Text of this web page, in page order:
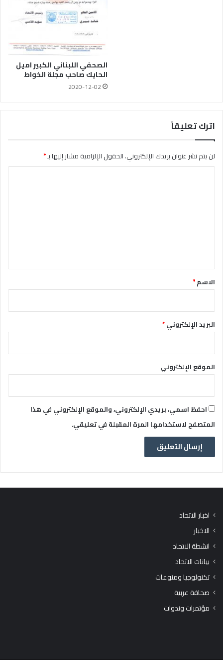
الصحفي اللبناني الكبير اميل
الحايك صاحب مجلة الخواط
2020-12-02
اترك تعليقاً
لن يتم نشر عنوان بريدك الإلكتروني.الحقول الإلزامية مشار إليها بـ*
*الاسم*
البريد الإلكتروني*
الموقع الإلكتروني
احفظ اسمي، بريدي الإلكتروني، والموقع الإلكتروني في هذا
المتصفح لاستخدامها المرة المقبلة في تعليقي.
اخبار الاتحاد
الاخبار
انشطة الاتحاد
بيانات الاتحاد
تكنولوجيا ومنوعات
صحافة عربية
مؤتمرات وندوات